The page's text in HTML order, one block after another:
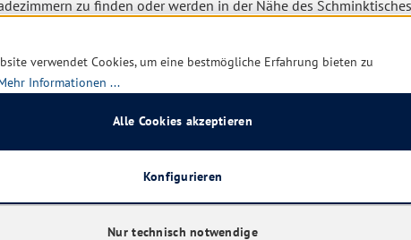
zu finden oder werden in der Nähe des
wenn beim Schminken etwas danebengeht. Kleine „Unfälle“
Lippenstift kann mit Kosmetiktüchern von den
auf das Tuch presst.
nimmt die überschüssige Lippenstiftfarbe auf. Das Ergebnis
länger hält.
helfen nicht nur, Make-up zu
mit dem Kosmetiktuch das Gesicht abklopfen, und der
kann auch zu einer kleinen Rolle geformt werden und so zum
besonders weich und hautfreundlich sind, werden sie auch
des Tuches aus der Aufbewahrungsbox. Dasselbe gilt bei
verwendet Cookies, um eine bestmögliche Erfahrung bieten zu
Informationen ...
Nur technisch notwendige
Konfigurieren
Alle Cookies akzeptieren